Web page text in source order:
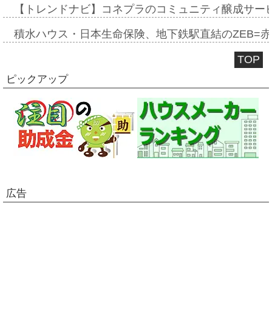
【トレンドナビ】コネプラのコミュニティ醸成サ
積水ハウス・日本生命保険、地下鉄駅直結のZEB=
TOP
ピックアップ
広告